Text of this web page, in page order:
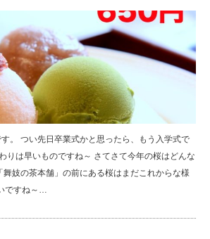
。 つい先日卒業式かと思ったら、もう入学式で
りは早いものですね～ さてさて今年の桜はどんな
妓の茶本舗」の前にある桜はまだこれからな様
ですね～…